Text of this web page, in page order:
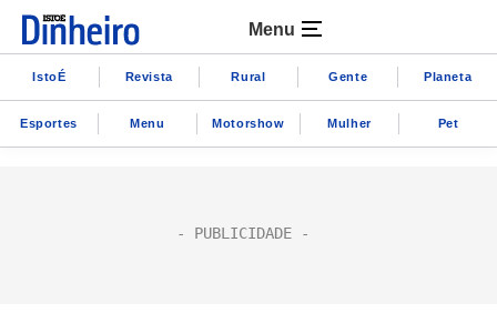
Menu
IstoÉ Revista Rural Gente Planeta
Esportes Menu Motorshow Mulher Pet